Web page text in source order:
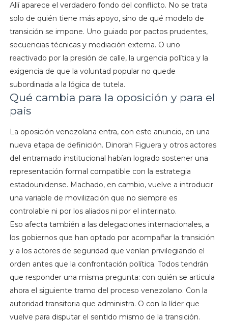
Allí aparece el verdadero fondo del conflicto. No se trata
solo de quién tiene más apoyo, sino de qué modelo de
transición se impone. Uno guiado por pactos prudentes,
secuencias técnicas y mediación externa. O uno
reactivado por la presión de calle, la urgencia política y la
exigencia de que la voluntad popular no quede
subordinada a la lógica de tutela.
Qué cambia para la oposición y para el
país
La oposición venezolana entra, con este anuncio, en una
nueva etapa de definición. Dinorah Figuera y otros actores
del entramado institucional habían logrado sostener una
representación formal compatible con la estrategia
estadounidense. Machado, en cambio, vuelve a introducir
una variable de movilización que no siempre es
controlable ni por los aliados ni por el interinato.
Eso afecta también a las delegaciones internacionales, a
los gobiernos que han optado por acompañar la transición
y a los actores de seguridad que venían privilegiando el
orden antes que la confrontación política. Todos tendrán
que responder una misma pregunta: con quién se articula
ahora el siguiente tramo del proceso venezolano. Con la
autoridad transitoria que administra. O con la líder que
vuelve para disputar el sentido mismo de la transición.